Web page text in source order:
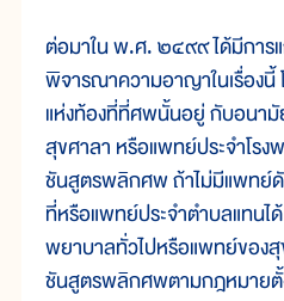
ต่อมาใน พ.ศ. ๒๔๙๙ ได้มีการ
พิจารณาความอาญาในเรื่อง
แห่งท้องที่ที่ศพนั้นอยู่ กับอนา
สุขศาลา หรือแพทย์ประจำโร
ชันสูตรพลิกศพ ถ้าไม่มีแพทย์ดั
ที่หรือแพทย์ประจำตำบลแทนไ
พยาบาลทั่วไปหรือแพทย์ของ
ชันสูตรพลิกศพตามกฎหมาย